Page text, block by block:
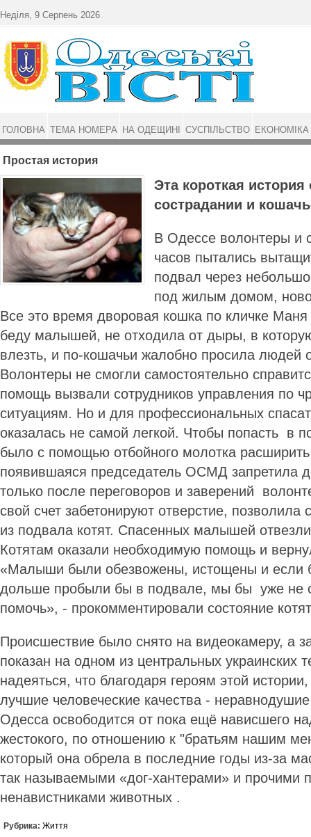
Простая история
Эта короткая
сострадании и
В Одессе волонтеры и
часов пытались
подвал через
под жилым домом,
Все это время дворовая кошка по кличке
беду малышей, не отходила от дыры, в
влезть, и по-кошачьи жалобно просила людей
Волонтеры не смогли самостоятельно
помощь вызвали сотрудников управления по
ситуациям. Но и для профессиональных
оказалась не самой легкой. Чтобы попасть в
было с помощью отбойного молотка
появившаяся председатель ОСМД запретила
только после переговоров и заверений
свой счет забетонируют отверстие, позволила
из подвала котят. Спасенных малышей
Котятам оказали необходимую помощь и
«Малыши были обезвожены, истощены и если
дольше пробыли бы в подвале, мы бы уже не
помочь», - прокомментировали состояние
Происшествие было снято на видеокамеру, а
показан на одном из центральных украинских
надеяться, что благодаря героям этой
лучшие человеческие качества -
Одесса освободится от пока ещё нависшего
жестокого, по отношению к "братьям нашим
который она обрела в последние годы из-за
так называемыми «дог-хантерами» и прочими
ненавистниками животных .
Рубрика: Життя
Неділя, 9 Серпень 2026
ГОЛОВНА ТЕМА НОМЕРА НА ОДЕЩИНІ СУСПІЛЬСТВО ЕКОНОМІКА